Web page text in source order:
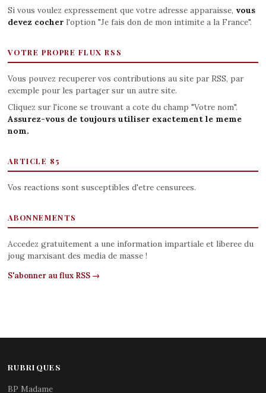
Si vous voulez expressement que votre adresse apparaisse, vous
devez cocherl'option "Je fais don de mon intimite a la France".
VOTRE PROPRE FLUX RSS
Vous pouvez recuperer vos contributions au site par RSS, par
exemple pour les partager sur un autre site.
Cliquez sur l'icone se trouvant a cote du champ "Votre nom".
Assurez-vous de toujours utiliser exactement le meme
nom.
ARTICLE 85
Vos reactions sont susceptibles d'etre censurees.
ABONNEMENTS
Accedez gratuitement a une information impartiale et liberee du
joug marxisant des media de masse !
S'abonner au flux RSS →
RUBRIQUES
BP Madame